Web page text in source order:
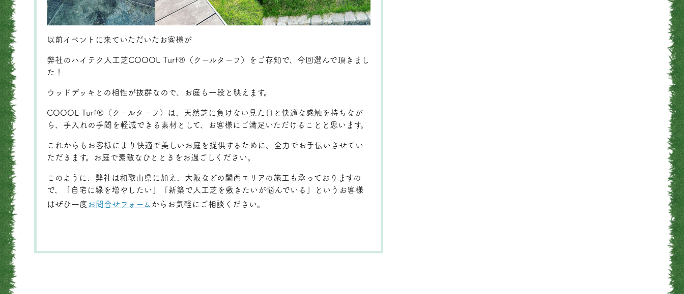
以前イベントに来ていただいたお客様が
弊社のハイテク人工芝COOOL Turf®（クールターフ）をご存知で、今回選んで頂きまし
た！
ウッドデッキとの相性が抜群なので、お庭も一段と映えます。
COOOL Turf®（クールターフ）は、天然芝に負けない見た目と快適な感触を持ちなが
ら、手入れの手間を軽減できる素材として、お客様にご満足いただけることと思います。
これからもお客様により快適で美しいお庭を提供するために、全力でお手伝いさせてい
ただきます。お庭で素敵なひとときをお過ごしください。
このように、弊社は和歌山県に加え、大阪などの関西エリアの施工も承っておりますの
で、「自宅に緑を増やしたい」「新築で人工芝を敷きたいが悩んでいる」というお客様
はぜひ一度 お問合せフォーム からお気軽にご相談ください。